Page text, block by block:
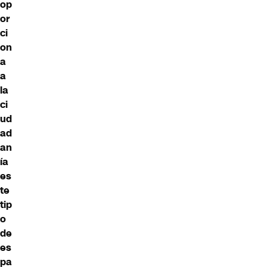
op
or
ci
on
a
a
la
ci
ud
ad
an
ía
es
te
tip
o
de
es
pa